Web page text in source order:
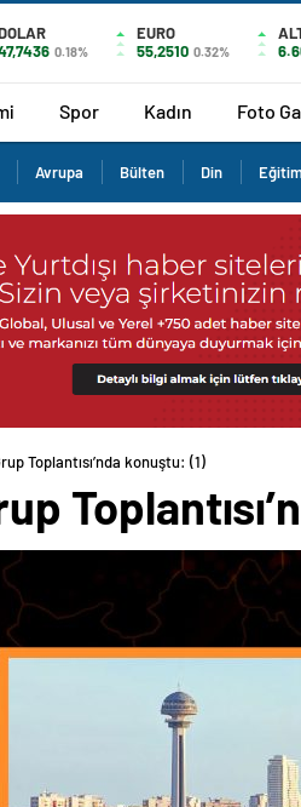
0.18%
EURO
55,2510 0.32%
Spor Kadın Foto
Avrupa Bülten Din Eğitim
Toplantısı’nda konuştu: (1)